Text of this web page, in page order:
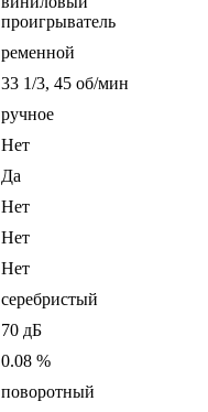
проигрыватель
ременной
33 1/3, 45 об/мин
ручное
Нет
Да
Нет
Нет
Нет
серебристый
70 дБ
0.08 %
поворотный